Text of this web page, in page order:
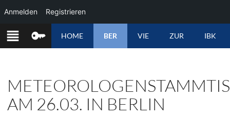
ZUM
INHALT
HOME BER VIE ZUR IBK
AM 26.03. IN BERLIN
Anmelden Registrieren